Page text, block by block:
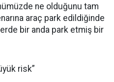
ne olduğunu tam
araç park edildiğinde
bir anda park etmiş bir
risk”